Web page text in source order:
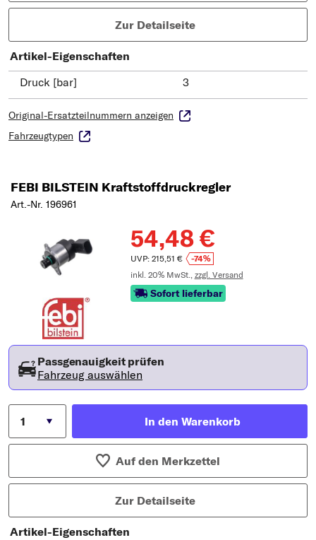
Zur Detailseite
Artikel-Eigenschaften
Druck [bar]
3
Original-Ersatzteilnummern anzeigen
Fahrzeugtypen
FEBI BILSTEIN Kraftstoffdruckregler
Art.-Nr. 196961
54,48 €
UVP: 215,51 €
-74%
inkl. 20% MwSt., zzgl. Versand
Sofort lieferbar
Passgenauigkeit prüfen
Fahrzeug auswählen
In den Warenkorb
Auf den Merkzettel
Zur Detailseite
Artikel-Eigenschaften